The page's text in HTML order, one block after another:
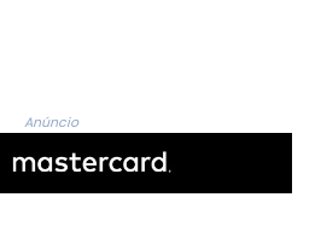
Anúncio